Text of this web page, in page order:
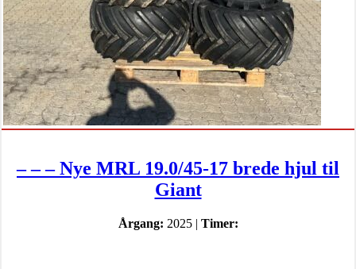
– – – Nye MRL 19.0/45-17 brede hjul til
Giant
Årgang: 2025 | Timer: